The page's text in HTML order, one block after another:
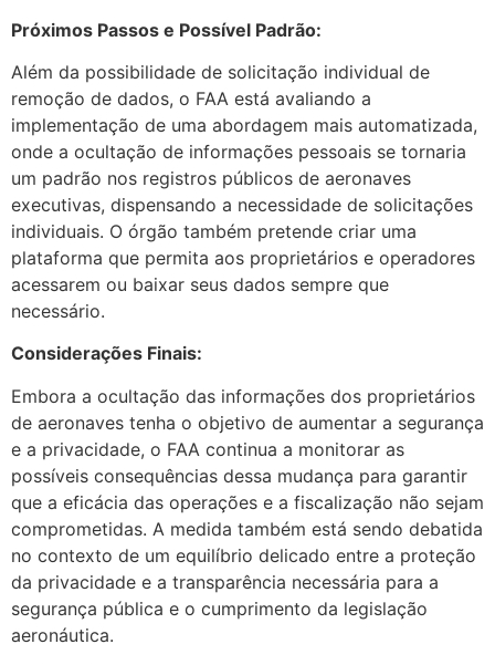
Próximos Passos e Possível Padrão:
Além da possibilidade de solicitação individual de
remoção de dados, o FAA está avaliando a
implementação de uma abordagem mais automatizada,
onde a ocultação de informações pessoais se tornaria
um padrão nos registros públicos de aeronaves
executivas, dispensando a necessidade de solicitações
individuais. O órgão também pretende criar uma
plataforma que permita aos proprietários e operadores
acessarem ou baixar seus dados sempre que
necessário.
Considerações Finais:
Embora a ocultação das informações dos proprietários
de aeronaves tenha o objetivo de aumentar a segurança
e a privacidade, o FAA continua a monitorar as
possíveis consequências dessa mudança para garantir
que a eficácia das operações e a fiscalização não sejam
comprometidas. A medida também está sendo debatida
no contexto de um equilíbrio delicado entre a proteção
da privacidade e a transparência necessária para a
segurança pública e o cumprimento da legislação
aeronáutica.